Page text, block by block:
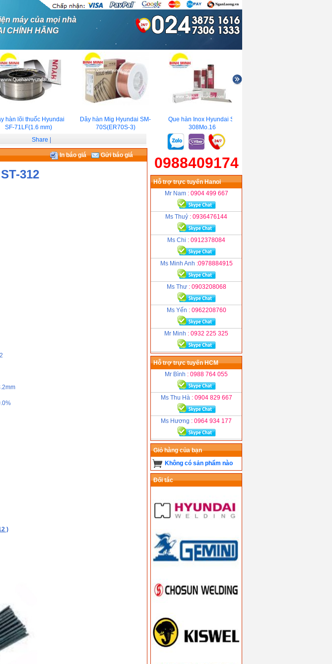
máy của mọi nhà
CHÍNH HÃNG
hàn lõi thuốc Hyundai
SF-71LF(1.6 mm)
Dây hàn Mig Hyundai SM-
70S(ER70S-3)
Que hàn Inox Hyundai S-
308Mo.16
Share
In báo giá Gửi báo giá
312
)
0988409174
Hỗ trợ trực tuyến Hanoi
Mr Nam : 0904 499 667
Ms Thuỷ : 0936476144
Ms Chi : 0912378084
Ms Minh Anh :0978884915
Ms Thư : 0903208068
Ms Yến : 0962208760
Mr Minh : 0932 225 325
Hỗ trợ trực tuyến HCM
Mr Bình : 0988 764 055
Ms Thu Hà : 0904 829 667
Ms Hương : 0964 934 177
Giỏ hàng của bạn
Không có sản phẩm nào
Đối tác